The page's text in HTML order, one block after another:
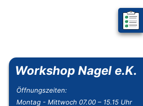
Mein
Workshop Nagel e.K.
Öffnungszeiten:
Montag - Mittwoch 07.00 – 15.15 Uhr